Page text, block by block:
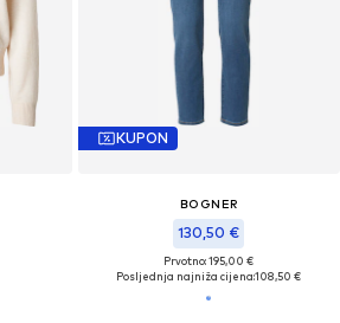
KUPON
BOGNER
130,50 €
Prvotno: 195,00 €
Posljednja najniža cijena:108,50 €